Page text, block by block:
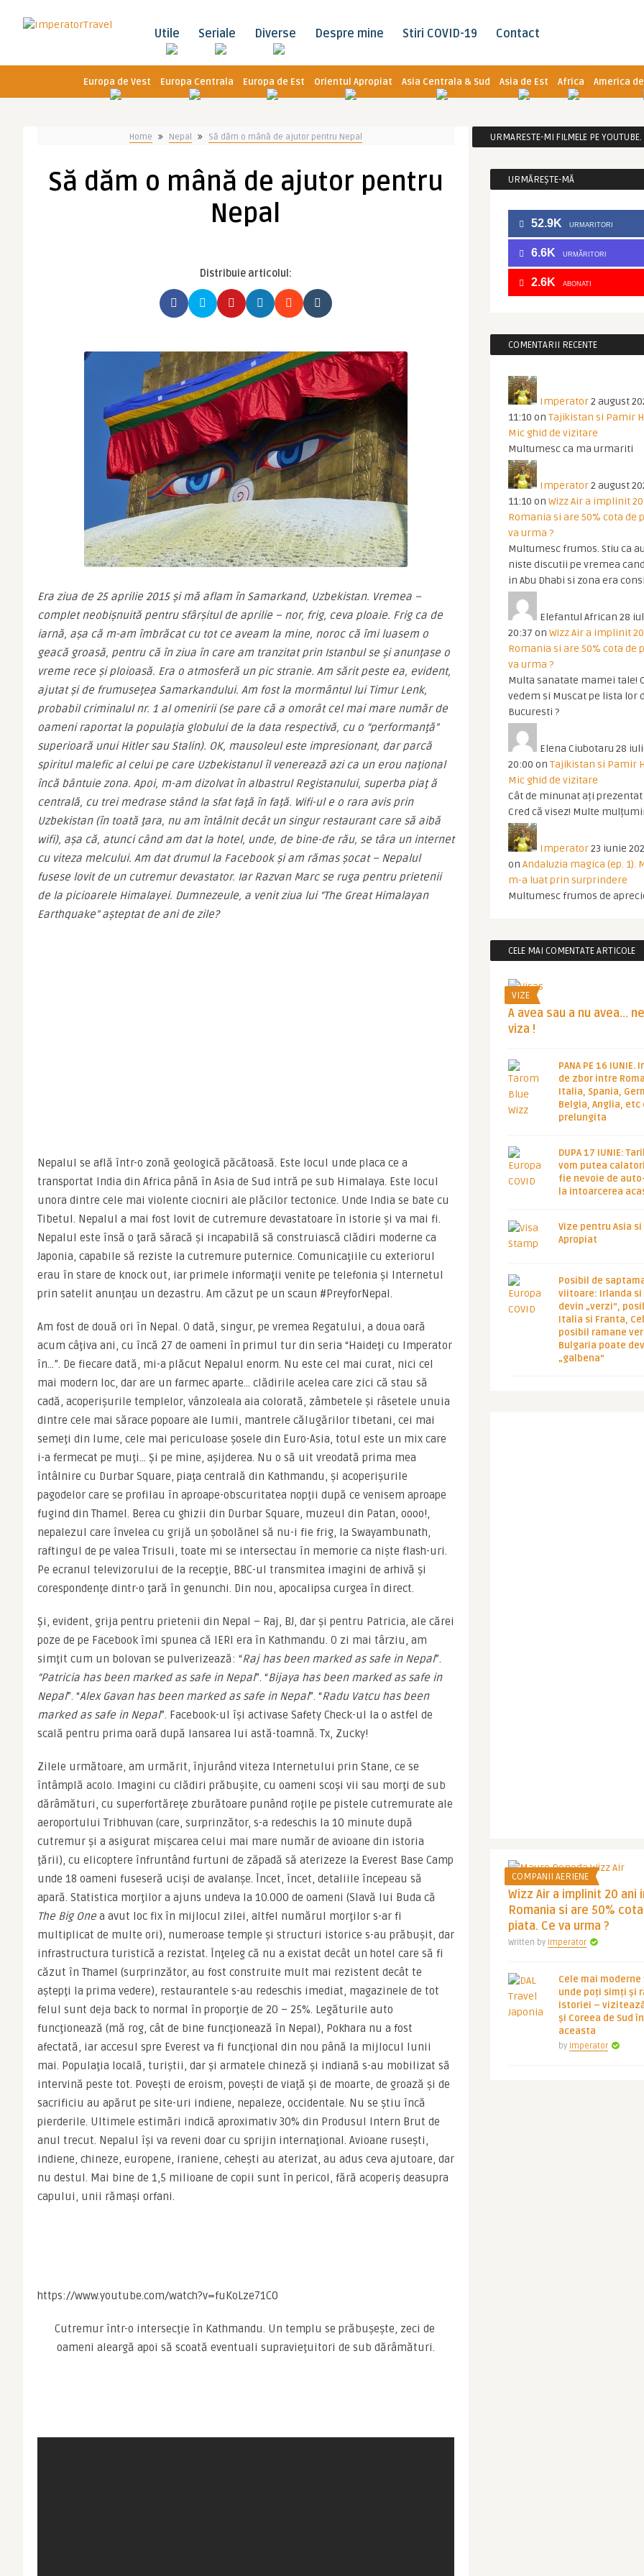
Utile Seriale Diverse Despre mine Stiri COVID-19 Contact
Europa de Vest Europa Centrala Europa de Est Orientul Apropiat Asia Centrala & Sud Asia de Est Africa America
Home Nepal Să dăm o mână de ajutor pentru Nepal
Să dăm o mână de ajutor pentru
Nepal
Distribuie articolul:
Era ziua de 25 aprilie 2015 şi mă aflam în Samarkand, Uzbekistan. Vremea –
complet neobişnuită pentru sfârşitul de aprilie – nor, frig, ceva ploaie. Frig ca de
iarnă, aşa că m-am îmbrăcat cu tot ce aveam la mine, noroc că îmi luasem o
geacă groasă, pentru că în ziua în care am tranzitat prin Istanbul se şi anunţase o
vreme rece şi ploioasă. Era o atmosferă un pic stranie. Am sărit peste ea, evident,
ajutat şi de frumuseţea Samarkandului. Am fost la mormântul lui Timur Lenk,
probabil criminalul nr. 1 al omenirii (se pare că a omorât cel mai mare număr de
oameni raportat la populaţia globului de la data respectivă, cu o “performanţă”
superioară unui Hitler sau Stalin). OK, mausoleul este impresionant, dar parcă
spiritul malefic al celui pe care Uzbekistanul îl venerează azi ca un erou naţional
încă bântuie zona. Apoi, m-am dizolvat în albastrul Registanului, superba piaţ ă
centrală, cu trei medrase stând la sfat faţă în faţă. Wifi-ul e o rara avis prin
Uzbekistan (în toată ţara, nu am întâlnit decât un singur restaurant care să aibă
wifi), aşa că, atunci când am dat la hotel, unde, de bine-de rău, se târa un internet
cu viteza melcului. Am dat drumul la Facebook şi am rămas şocat – Nepalul
fusese lovit de un cutremur devastator. Iar Razvan Marc se ruga pentru prietenii
de la picioarele Himalayei. Dumnezeule, a venit ziua lui “The Great Himalayan
Earthquake” aşteptat de ani de zile?
Nepalul se află într-o zonă geologică păcătoasă. Este locul unde placa ce a
transportat India din Africa până în Asia de Sud intră pe sub Himalaya. Este locul
unora dintre cele mai violente ciocniri ale plăcilor tectonice. Unde India se bate cu
Tibetul. Nepalul a mai fost lovit de cutremure devastatoare în istorie şi va mai fi.
Nepalul este însă o ţară săracă şi incapabilă să construiască clădiri moderne ca
Japonia, capabile să reziste la cutremure puternice. Comunicaţiile cu exteriorul
erau în stare de knock out, iar primele informaţii venite pe telefonia şi Internetul
prin satelit anunţau un dezastru. Am căzut pe un scaun #PreyforNepal.
Am fost de două ori în Nepal. O dată, singur, pe vremea Regatului, a doua oară
acum câţiva ani, cu încă 27 de oameni în primul tur din seria “Haideţi cu Imperator
în…”. De fiecare dată, mi-a plăcut Nepalul enorm. Nu este cel mai curat, nici cel
mai modern loc, dar are un farmec aparte… clădirile acelea care zici că stau să
cadă, acoperişurile templelor, vânzoleala aia colorată, zâmbetele şi râsetele unuia
dintre cele mai sărace popoare ale lumii, mantrele călugărilor tibetani, cei mai
semeţi din lume, cele mai periculoase şosele din Euro-Asia, totul este un mix care
i-a fermecat pe muţi… Şi pe mine, aşijderea. Nu o să uit vreodată prima mea
întâlnire cu Durbar Square, piaţa centrală din Kathmandu, şi acoperişurile
pagodelor care se profilau în aproape-obscuritatea nopţii după ce venisem aproape
fugind din Thamel. Berea cu ghizii din Durbar Square, muzeul din Patan, oooo!,
nepalezul care învelea cu grijă un şobolănel să nu-i fie frig, la Swayambunath,
raftingul de pe valea Trisuli, toate mi se intersectau în memorie ca nişte flash-uri.
Pe ecranul televizorului de la recepţie, BBC-ul transmitea imagini de arhivă şi
corespondenţe dintr-o ţară în genunchi. Din nou, apocalipsa curgea în direct.
Şi, evident, grija pentru prietenii din Nepal – Raj, BJ, dar şi pentru Patricia, ale cărei
poze de pe Facebook îmi spunea că IERI era în Kathmandu. O zi mai târziu, am
simţit cum un bolovan se pulverizează: “Raj has been marked as safe in Nepal
“Patricia has been marked as safe in Nepal”. “Bijaya has been marked as safe in
Nepal”. “Alex Gavan has been marked as safe in Nepal”. “Radu Vatcu has been
marked as safe in Nepal”. Facebook-ul îşi activase Safety Check-ul la o astfel de
scală pentru prima oară după lansarea lui astă-toamnă. Tx, Zucky!
Zilele următoare, am urmărit, înjurând viteza Internetului prin Stane, ce se
întâmplă acolo. Imagini cu clădiri prăbuşite, cu oameni scoşi vii sau morţi de sub
dărâmături, cu superfortăreţe zburătoare punând roţile pe pistele cutremurate ale
aeroportului Tribhuvan (care, surprinzător, s-a redeschis la 10 minute după
cutremur şi a asigurat mişcarea celui mai mare număr de avioane din istoria
ţării), cu elicoptere înfruntând furtuni de zăpadă să aterizeze la Everest Base Camp
unde 18 oameni fuseseră ucişi de avalanşe. Încet, încet, detaliile începeau să
The Big One a avut loc fix în mijlocul zilei, altfel numărul morţilor s-ar fi
multiplicat de multe ori), numeroase temple şi structuri istorice s-au prăbuşit, dar
infrastructura turistică a rezistat. Înţeleg că nu a existat decât un hotel care să fi
căzut în Thamel (surprinzător, au fost construite mult mai rezistent decât te
aştepţi la prima vedere), restaurantele s-au redeschis imediat, magazinele de tot
felul sunt deja back to normal în proporţie de 20 – 25%. Legăturile auto
funcţionează (mă rog, cât de bine funcţionează în Nepal), Pokhara nu a fost
afectată, iar accesul spre Everest va fi funcţional din nou până la mijlocul lunii
mai. Populaţia locală, turiştii, dar şi armatele chineză şi indiană s-au mobilizat să
intervină peste tot. Poveşti de eroism, poveşti de viaţă şi de moarte, de groază şi de
sacrificiu au apărut pe site-uri indiene, nepaleze, occidentale. Nu se ştiu încă
pierderile. Ultimele estimări indică aproximativ 30% din Produsul Intern Brut de
anul trecut. Nepalul îşi va reveni doar cu sprijin internaţional. Avioane ruseşti,
indiene, chineze, europene, iraniene, ceheşti au aterizat, au adus ceva ajutoare, dar
nu destul. Mai bine de 1,5 milioane de copii sunt în pericol, fără acoperiş deasupra
capului, unii rămaşi orfani.
https://www.youtube.com/watch?v=fuKoLze71C0
Cutremur într-o intersecţie în Kathmandu. Un templu se prăbuşeşte, zeci de
oameni aleargă apoi să scoată eventuali supravieţuitori de sub dărâmături.
URMARESTE-MI FILMELE PE YOUTUBE.
URMĂREȘTE-MĂ
52.9K URMARITORI
6.6K URMĂRITORI
2.6K ABONATI
COMENTARII RECENTE
Imperator2 august
11:10 on Tajikistan si Pamir
Mic ghid de vizitare
Multumesc ca ma urmariti
Imperator2 august
11:10 on Wizz Air a implinit
Romania si are 50% cota de
va urma ?
Multumesc frumos. Stiu ca
niste discutii pe vremea
in Abu Dhabi si zona era
Elefantul African 28
20:37 on Wizz Air a implinit
Romania si are 50% cota de
va urma ?
Multa sanatate mamei tale!
vedem si Muscat pe lista lor
Bucuresti ?
Elena Ciubotaru 28
20:00 on Tajikistan si Pamir
Mic ghid de vizitare
Cât de minunat ați prezentat
Cred că visez! Multe
Imperator23 iunie
on Andaluzia magica (ep. 1).
m-a luat prin surprindere
Multumesc frumos de
CELE MAI COMENTATE ARTICOLE
VIZE
A avea sau a nu avea…
viza !
PANA PE 16
de zbor intre
Italia, Spania,
Belgia, Anglia, etc
prelungita
DUPA 17 IUNIE:
vom putea
fie nevoie de
la intoarcerea
Vize pentru Asia si
Apropiat
Posibil de
viitoare: Irlanda si
devin „verzi”,
Italia si Franta,
posibil ramane
Bulgaria poate
„galbena”
COMPANII AERIENE
Wizz Air a implinit 20 ani
Romania si are 50%
piata. Ce va urma ?
Written by Imperator
Cele mai
unde poți simți și
istoriei –
și Coreea de Sud
aceasta
by Imperator